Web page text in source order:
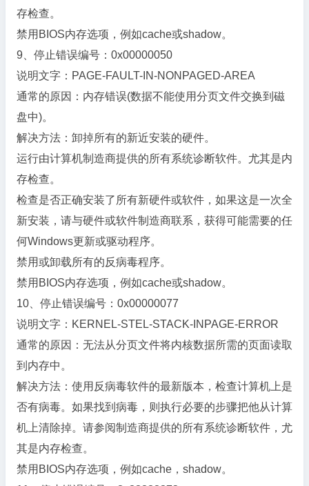
存检查。
禁用BIOS内存选项，例如cache或shadow。
9、停止错误编号：0x00000050
说明文字：PAGE-FAULT-IN-NONPAGED-AREA
通常的原因：内存错误(数据不能使用分页文件交换到磁
盘中)。
解决方法：卸掉所有的新近安装的硬件。
运行由计算机制造商提供的所有系统诊断软件。尤其是内
存检查。
检查是否正确安装了所有新硬件或软件，如果这是一次全
新安装，请与硬件或软件制造商联系，获得可能需要的任
何Windows更新或驱动程序。
禁用或卸载所有的反病毒程序。
禁用BIOS内存选项，例如cache或shadow。
10、停止错误编号：0x00000077
说明文字：KERNEL-STEL-STACK-INPAGE-ERROR
通常的原因：无法从分页文件将内核数据所需的页面读取
到内存中。
解决方法：使用反病毒软件的最新版本，检查计算机上是
否有病毒。如果找到病毒，则执行必要的步骤把他从计算
机上清除掉。请参阅制造商提供的所有系统诊断软件，尤
其是内存检查。
禁用BIOS内存选项，例如cache，shadow。